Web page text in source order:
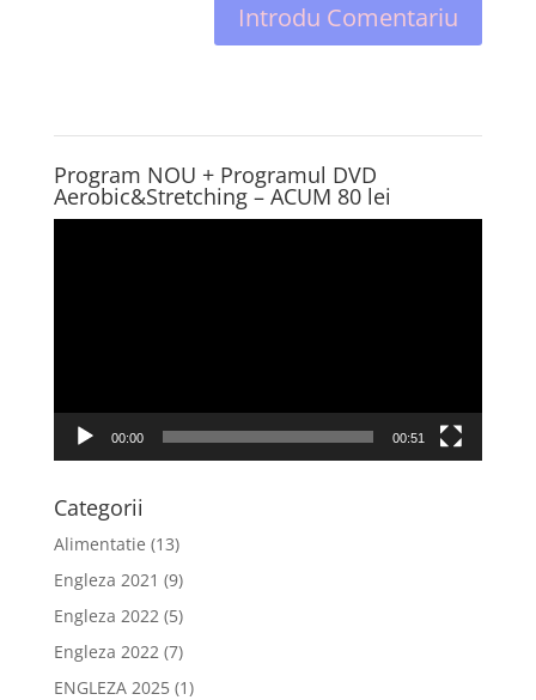
Program NOU + Programul DVD
Aerobic&Stretching – ACUM 80 lei
00:00 00:51
Categorii
Alimentatie (13)
Engleza 2021 (9)
Engleza 2022(5)
Engleza 2022(7)
ENGLEZA 2025(1)